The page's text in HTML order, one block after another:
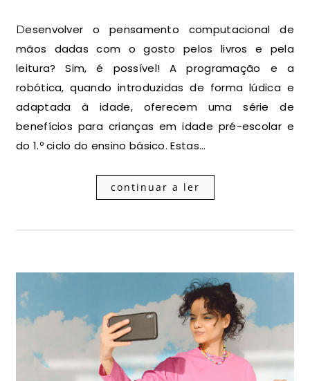
Desenvolver o pensamento computacional de
mãos dadas com o gosto pelos livros e pela
leitura? Sim, é possível! A programação e a
robótica, quando introduzidas de forma lúdica e
adaptada à idade, oferecem uma série de
benefícios para crianças em idade pré-escolar e
do 1.º ciclo do ensino básico. Estas…
continuar a ler